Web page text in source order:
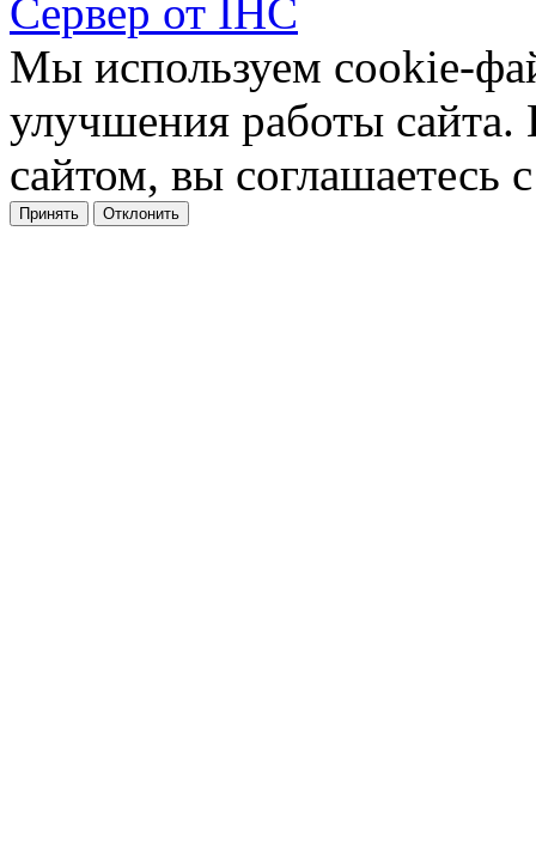
Сервер от IHC
Мы используем cookie-
улучшения работы сайта.
сайтом, вы соглашаетесь
Принять Отклонить